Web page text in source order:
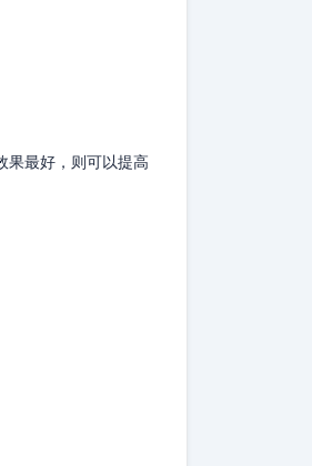
果最好，则可以提高